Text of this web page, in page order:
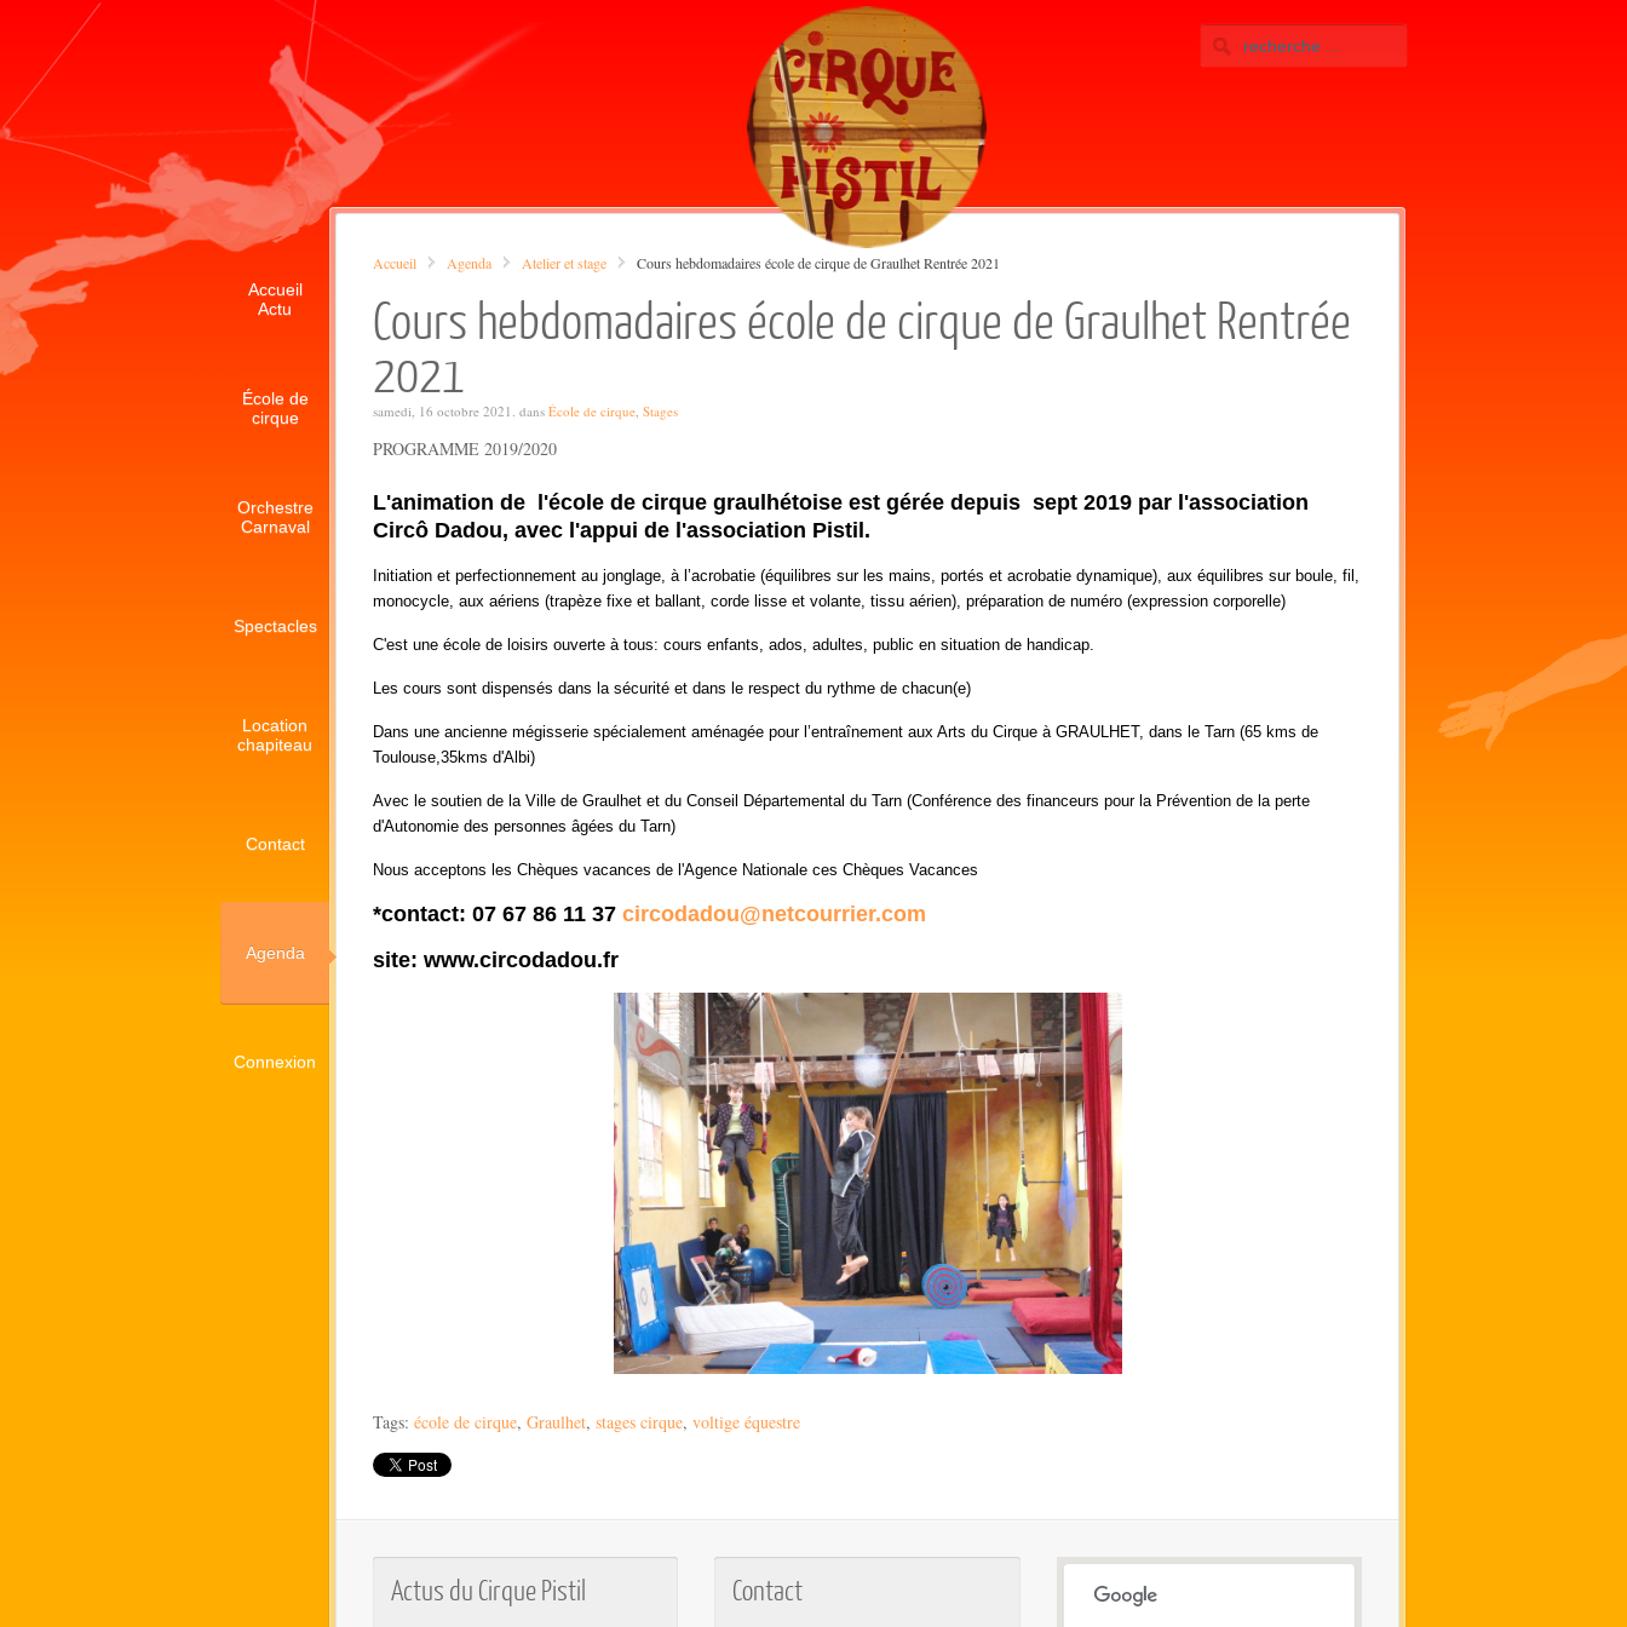
Accueil
Actu
École de
cirque
Orchestre
Carnaval
Spectacles
Location
chapiteau
Contact
Agenda
Connexion
Accueil Agenda Atelier et stage Cours hebdomadaires école de cirque de Graulhet Rentrée 2021
Cours hebdomadaires école de cirque de Graulhet Rentrée
2021
samedi, 16 octobre 2021. dans École de cirque, Stages
PROGRAMME 2019/2020
L'animation de l'école de cirque graulhétoise est gérée depuis sept 2019 par l'association
Circô Dadou, avec l'appui de l'association Pistil.
Initiation et perfectionnement au jonglage, à l’acrobatie (équilibres sur les mains, portés et acrobatie dynamique), aux équilibres sur boule, fil,
monocycle, aux aériens (trapèze fixe et ballant, corde lisse et volante, tissu aérien), préparation de numéro (expression corporelle)
C'est une école de loisirs ouverte à tous: cours enfants, ados, adultes, public en situation de handicap.
Les cours sont dispensés dans la sécurité et dans le respect du rythme de chacun(e)
Dans une ancienne mégisserie spécialement aménagée pour l’entraînement aux Arts du Cirque à GRAULHET, dans le Tarn (65 kms de
Toulouse,35kms d'Albi)
Avec le soutien de la Ville de Graulhet et du Conseil Départemental du Tarn (Conférence des financeurs pour la Prévention de la perte
d'Autonomie des personnes âgées du Tarn)
Nous acceptons les Chèques vacances de l'Agence Nationale ces Chèques Vacances
*contact: 07 67 86 11 37 circodadou@netcourrier.com
site: www.circodadou.fr
Tags: école de cirque, Graulhet, stages cirque, voltige équestre
Actus du Cirque Pistil Contact